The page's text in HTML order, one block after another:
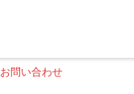
お問い合わせ